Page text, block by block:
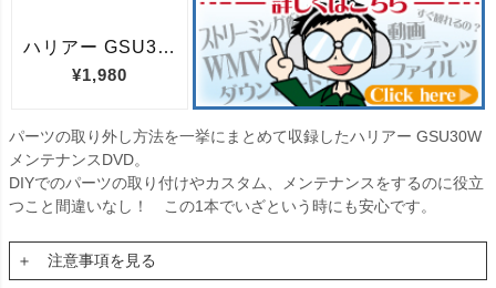
パーツの取り外し方法を一挙にまとめて収録したハリアー GSU30W
メンテナンスDVD。
DIYでのパーツの取り付けやカスタム、メンテナンスをするのに役立
つこと間違いなし！ この1本でいざという時にも安心です。
＋ 注意事項を見る